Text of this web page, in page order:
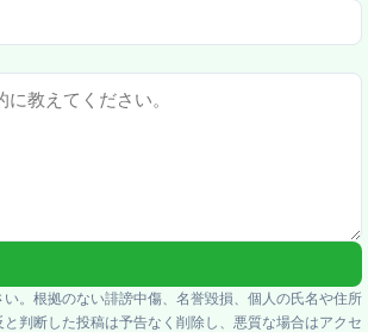
。根拠のない誹謗中傷、名誉毀損、個人の氏名や住所
判断した投稿は予告なく削除し、悪質な場合はアクセ